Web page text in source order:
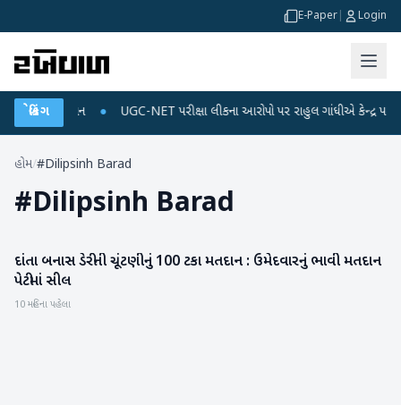
E-Paper Login
બ્રેકિંગ
ડેટા પ્લાન ● UGC-NET પરીક્ષા લીકના આરોપો પર રાહુલ ગાંધીએ કેન્દ્ર પર
હોમ/#Dilipsinh Barad
#Dilipsinh Barad
બનાસકાંઠા
દાંતા બનાસ ડેરીની ચૂંટણીનું 100 ટકા મતદાન : ઉમેદવારનું ભાવી મતદાન
પેટીમાં સીલ
10 મહિના પહેલા